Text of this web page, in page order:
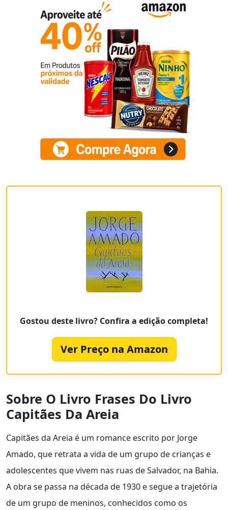
Gostou deste livro? Confira a edição completa!
Ver Preço na Amazon
Sobre O Livro Frases Do Livro
Capitães Da Areia
Capitães da Areia é um romance escrito por Jorge
Amado, que retrata a vida de um grupo de crianças e
adolescentes que vivem nas ruas de Salvador, na Bahia.
A obra se passa na década de 1930 e segue a trajetória
de um grupo de meninos, conhecidos como os